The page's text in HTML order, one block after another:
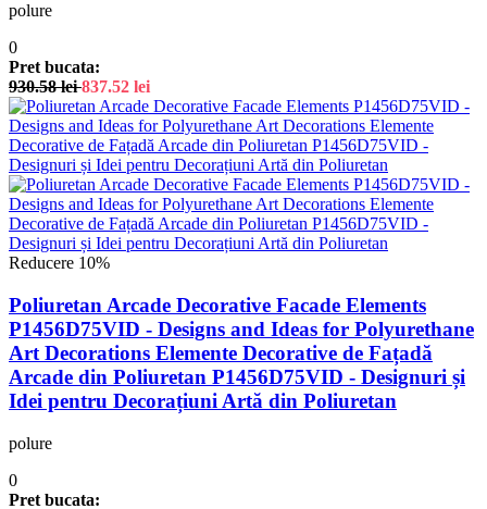
polure
0
Pret bucata:
930.58lei 837.52 lei
Reducere 10%
Poliuretan Arcade Decorative Facade Elements
P1456D75VID - Designs and Ideas for Polyurethane
Art Decorations Elemente Decorative de Fațadă
Arcade din Poliuretan P1456D75VID - Designuri și
Idei pentru Decorațiuni Artă din Poliuretan
polure
0
Pret bucata: